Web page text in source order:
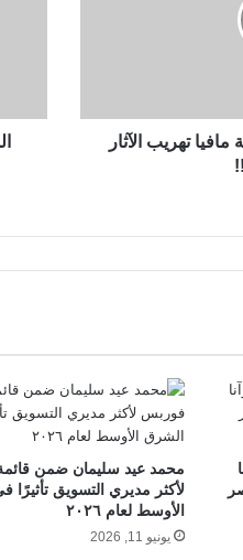
تهريب الآثار
محمد عيد سليمان ضمن
لأكثر مديري التسويق تأثيرًا
الأوسط لعام ٢٠٢٦
يونيو 11, 2026